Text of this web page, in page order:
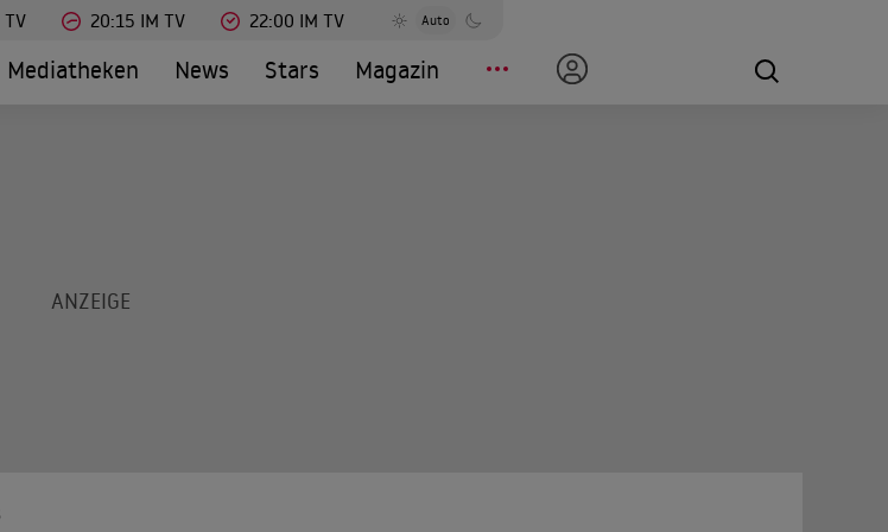
TV 20:15 IM TV 22:00 IM TV Auto
Mediatheken News Stars Magazin